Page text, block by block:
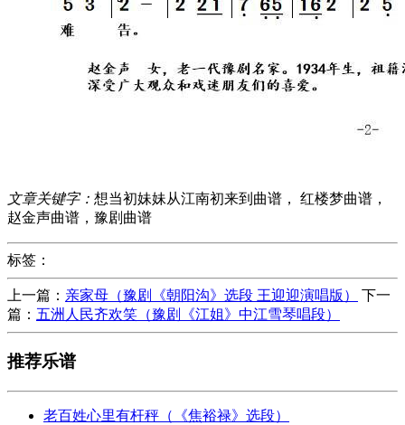
文章关键字： 想当初妹妹从江南初来到曲谱， 红楼梦曲谱，
赵金声曲谱，豫剧曲谱
标签：
上一篇： 亲家母（豫剧《朝阳沟》选段 王迎迎演唱版）
下一
篇： 五洲人民齐欢笑（豫剧《江姐》中江雪琴唱段）
推荐乐谱
老百姓心里有杆秤（《焦裕禄》选段）